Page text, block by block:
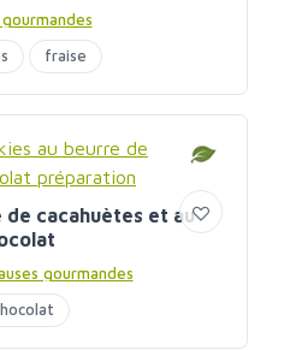
fraise
de cacahuètes et au
gourmandes